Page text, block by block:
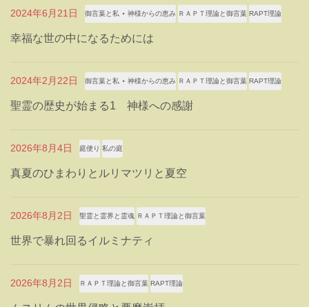
2024年6月21日 御言葉と私 ⋆ 神様からの恵み ＲＡＰＴ理論と御言葉 RAPT理論
幸福な世の中になるためには
2024年2月22日 御言葉と私 ⋆ 神様からの恵み ＲＡＰＴ理論と御言葉 RAPT理論
聖霊の歴史が始まる1 神様への感謝
2026年8月4日 庭便り 私の庭
真夏のひまわりとルリマツリと夏空
2026年8月2日 聖霊と霊界と霊魂 ＲＡＰＴ理論と御言葉
世界で暴れ回るイルミナティ
2026年8月2日 ＲＡＰＴ理論と御言葉 RAPT理論